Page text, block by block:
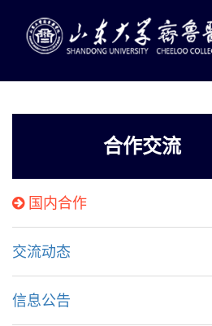
合作交流
国内合作
交流动态
信息公告